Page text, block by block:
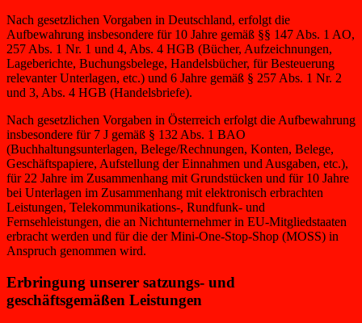
Nach gesetzlichen Vorgaben in Deutschland, erfolgt die
Aufbewahrung insbesondere für 10 Jahre gemäß §§ 147 Abs. 1 AO,
257 Abs. 1 Nr. 1 und 4, Abs. 4 HGB (Bücher, Aufzeichnungen,
Lageberichte, Buchungsbelege, Handelsbücher, für Besteuerung
relevanter Unterlagen, etc.) und 6 Jahre gemäß § 257 Abs. 1 Nr. 2
und 3, Abs. 4 HGB (Handelsbriefe).
Nach gesetzlichen Vorgaben in Österreich erfolgt die Aufbewahrung
insbesondere für 7 J gemäß § 132 Abs. 1 BAO
(Buchhaltungsunterlagen, Belege/Rechnungen, Konten, Belege,
Geschäftspapiere, Aufstellung der Einnahmen und Ausgaben, etc.),
für 22 Jahre im Zusammenhang mit Grundstücken und für 10 Jahre
bei Unterlagen im Zusammenhang mit elektronisch erbrachten
Leistungen, Telekommunikations-, Rundfunk- und
Fernsehleistungen, die an Nichtunternehmer in EU-Mitgliedstaaten
erbracht werden und für die der Mini-One-Stop-Shop (MOSS) in
Anspruch genommen wird.
Erbringung unserer satzungs- und
geschäftsgemäßen Leistungen